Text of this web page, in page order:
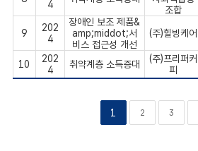
4
조합
9
202
4
장애인 보조 제품&
amp;middot;서
비스 접근성 개선
(주)힐빙케어
10
202
4
취약계층 소득증대
(주)프리퍼커
피
1 2 3